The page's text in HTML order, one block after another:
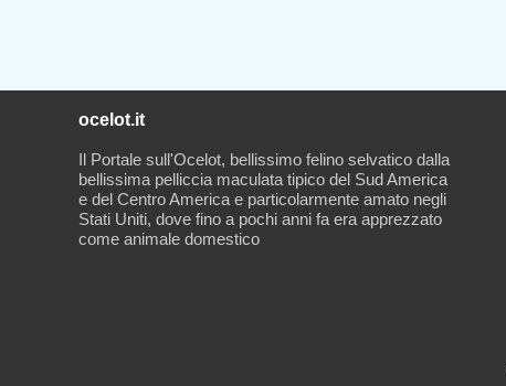
ocelot.it
Il Portale sull'Ocelot, bellissimo felino selvatico dalla
bellissima pelliccia maculata tipico del Sud America
e del Centro America e particolarmente amato negli
Stati Uniti, dove fino a pochi anni fa era apprezzato
come animale domestico